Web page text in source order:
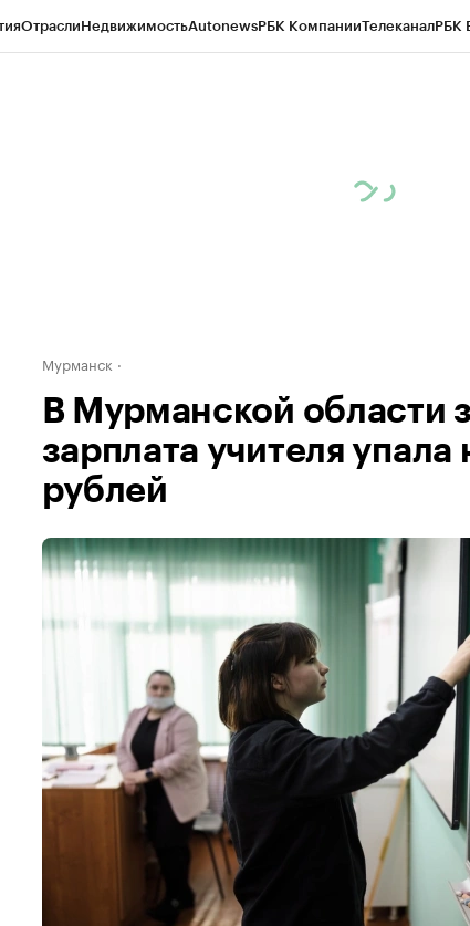
ОтраслиНедвижимостьAutonewsРБК КомпанииТелеканалРБК
Мурманск
В Мурманской области
зарплата учителя упала
рублей